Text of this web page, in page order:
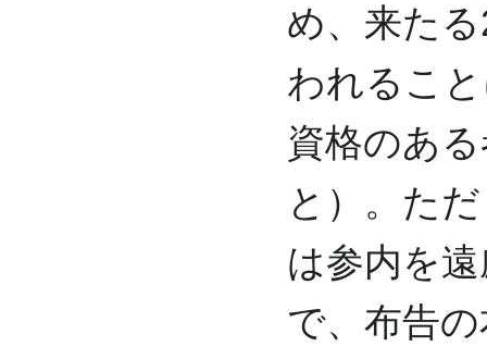
め、来た
われるこ
資格のあ
と）。た
は参内を
で、布告